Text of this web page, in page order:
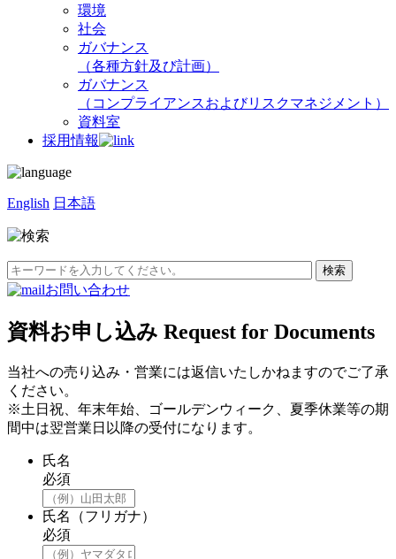
環境
社会
ガバナンス
（各種方針及び計画）
ガバナンス
（コンプライアンスおよびリスクマネジメント）
資料室
採用情報
English 日本語
お問い合わせ
資料お申し込み Request for Documents
当社への売り込み・営業には返信いたしかねますのでご了承
ください。
※土日祝、年末年始、ゴールデンウィーク、夏季休業等の期
間中は翌営業日以降の受付になります。
氏名
必須
氏名（フリガナ）
必須